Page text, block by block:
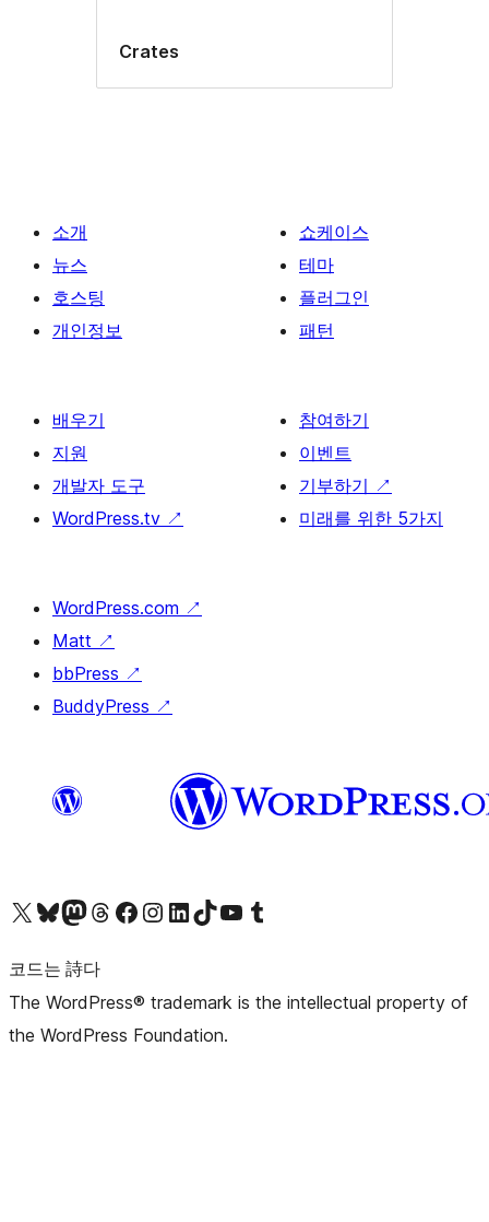
Crates
소개
뉴스
호스팅
개인정보
쇼케이스
테마
플러그인
패턴
배우기
지원
개발자 도구
WordPress.tv ↗
참여하기
이벤트
기부하기 ↗
미래를 위한 5가지
WordPress.com ↗
Matt ↗
bbPress ↗
BuddyPress ↗
X(이전 트위터) 계정 방문하기블루스카이 계정 방문하기마스토돈 계정 방문하기스레드 계정 방문하기 페이스북 페이지 방문하기인스타그램 계정 방문하기 LinkedIn 계정 방문하기틱톡 계정 방문하기유튜브 채널 방문하기 텀블러 계정 방문하기
코드는 詩다
The WordPress® trademark is the intellectual property of
the WordPress Foundation.